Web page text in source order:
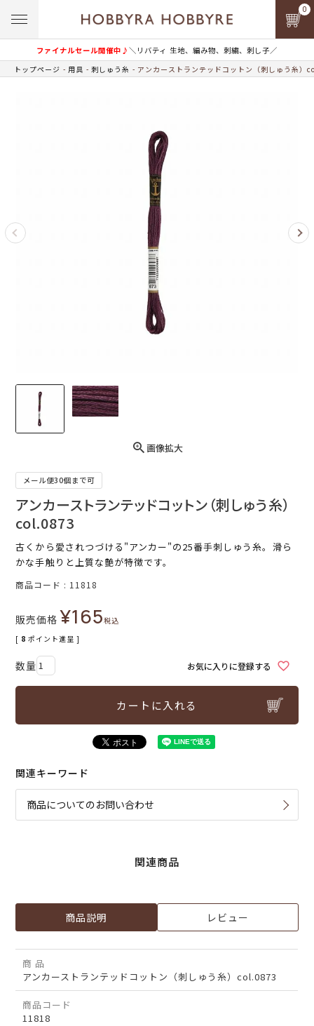
ファイナルセール開催中♪＼リバティ 生地、編み物、刺繍、刺し子／
0
トップページ 用具 刺しゅう糸 アンカーストランテッドコットン（刺しゅう糸）
画像拡大
メール便30個まで可
アンカーストランテッドコットン（刺しゅう糸）
col.0873
古くから愛されつづける"アンカー"の25番手刺しゅう糸。滑ら
かな手触りと上質な艶が特徴です。
商品コード 11818
販売価格 ¥165税込
[ 8 ポイント進呈 ]
お気に入りに登録する
カートに入れる
関連キーワード
商品についてのお問い合わせ
関連商品
商品説明 レビュー
商 品
アンカーストランテッドコットン（刺しゅう糸）col.0873
商品コード
11818